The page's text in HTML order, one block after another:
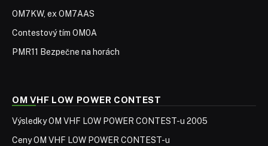
OM7KW, ex OM7AAS
Contestový tím OM0A
PMR11 Bezpečne na horách
OM VHF LOW POWER CONTEST
Výsledky OM VHF LOW POWER CONTEST-u 2005
Ceny OM VHF LOW POWER CONTEST-u